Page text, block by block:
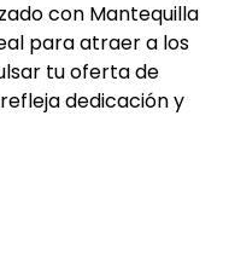
con Mantequilla
para atraer a los
tu oferta de
dedicación y